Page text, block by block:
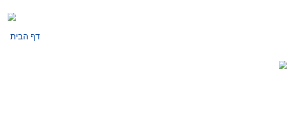
דף הבית